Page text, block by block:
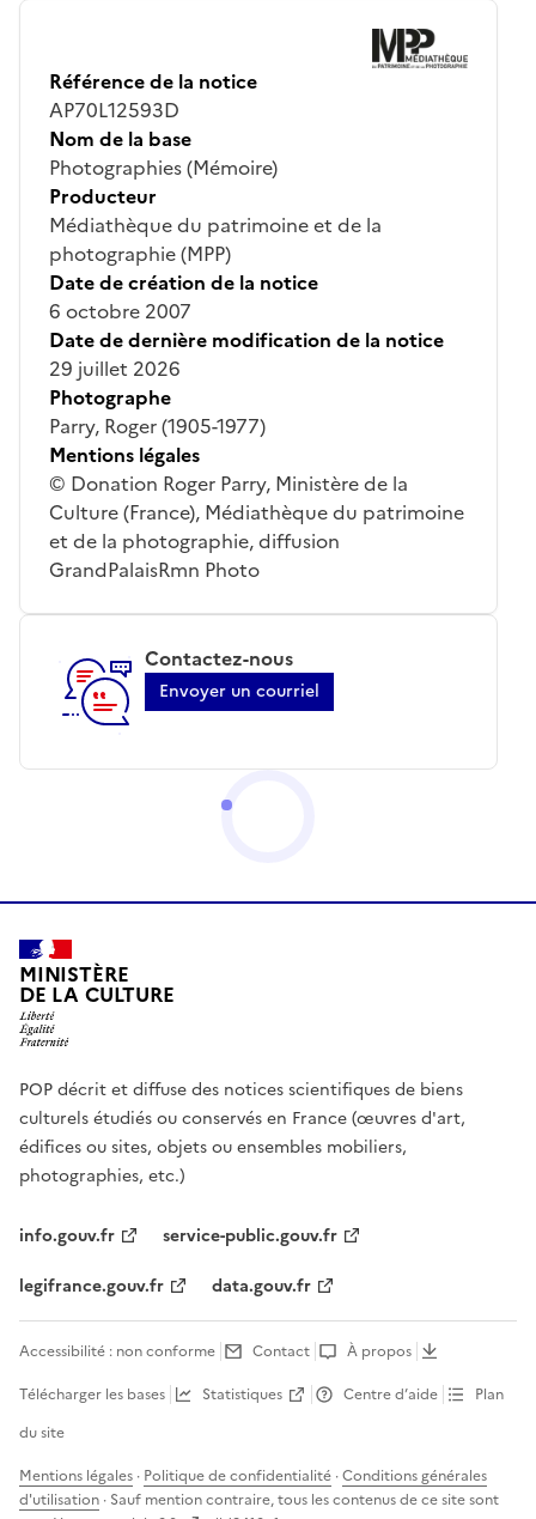
Référence de la notice
AP70L12593D
Nom de la base
Photographies (Mémoire)
Producteur
Médiathèque du patrimoine et de la
photographie (MPP)
Date de création de la notice
6 octobre 2007
Date de dernière modification de la notice
29 juillet 2026
Photographe
Parry, Roger (1905-1977)
Mentions légales
© Donation Roger Parry, Ministère de la
Culture (France), Médiathèque du patrimoine
et de la photographie, diffusion
GrandPalaisRmn Photo
Contactez-nous
Envoyer un courriel
MINISTÈRE
DE LA CULTURE
POP décrit et diffuse des notices scientifiques de biens
culturels étudiés ou conservés en France (œuvres d'art,
édifices ou sites, objets ou ensembles mobiliers,
photographies, etc.)
info.gouv.fr
service-public.gouv.fr
legifrance.gouv.fr
data.gouv.fr
Accessibilité : non conforme Contact
À propos
Télécharger les bases
Statistiques Centre d’aide
Plan
du site
Mentions légales · Politique de confidentialité ·Conditions générales
d'utilisation · Sauf mention contraire, tous les contenus de ce site sont